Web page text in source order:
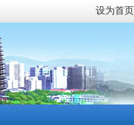
设为首页